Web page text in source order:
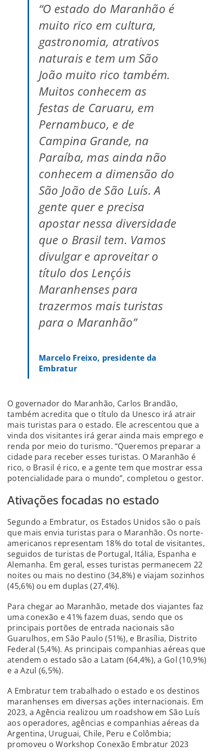
“O estado do Maranhão é
muito rico em cultura,
gastronomia, atrativos
naturais e tem um São
João muito rico também.
Muitos conhecem as
festas de Caruaru, em
Pernambuco, e de
Campina Grande, na
Paraíba, mas ainda não
conhecem a dimensão do
São João de São Luís. A
gente quer e precisa
apostar nessa diversidade
que o Brasil tem. Vamos
divulgar e aproveitar o
título dos Lençóis
Maranhenses para
trazermos mais turistas
para o Maranhão”
Marcelo Freixo, presidente da
Embratur
O governador do Maranhão, Carlos Brandão,
também acredita que o título da Unesco irá atrair
mais turistas para o estado. Ele acrescentou que a
vinda dos visitantes irá gerar ainda mais emprego e
renda por meio do turismo. “Queremos preparar a
cidade para receber esses turistas. O Maranhão é
rico, o Brasil é rico, e a gente tem que mostrar essa
potencialidade para o mundo”, completou o gestor.
Ativações focadas no estado
Segundo a Embratur, os Estados Unidos são o país
que mais envia turistas para o Maranhão. Os norte-
americanos representam 18% do total de visitantes,
seguidos de turistas de Portugal, Itália, Espanha e
Alemanha. Em geral, esses turistas permanecem 22
noites ou mais no destino (34,8%) e viajam sozinhos
(45,6%) ou em duplas (27,4%).
Para chegar ao Maranhão, metade dos viajantes faz
uma conexão e 41% fazem duas, sendo que os
principais portões de entrada nacionais são
Guarulhos, em São Paulo (51%), e Brasília, Distrito
Federal (5,4%). As principais companhias aéreas que
atendem o estado são a Latam (64,4%), a Gol (10,9%)
e a Azul (6,5%).
A Embratur tem trabalhado o estado e os destinos
maranhenses em diversas ações internacionais. Em
2023, a Agência realizou um roadshow em São Luís
aos operadores, agências e companhias aéreas da
Argentina, Uruguai, Chile, Peru e Colômbia;
promoveu o Workshop Conexão Embratur 2023